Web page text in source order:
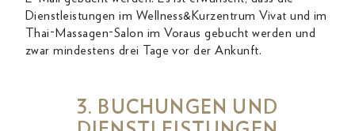
Dienstleistungen im Wellness&Kurzentrum Vivat und im
Thai-Massagen-Salon im Voraus gebucht werden und
zwar mindestens drei Tage vor der Ankunft.
3. BUCHUNGEN UND